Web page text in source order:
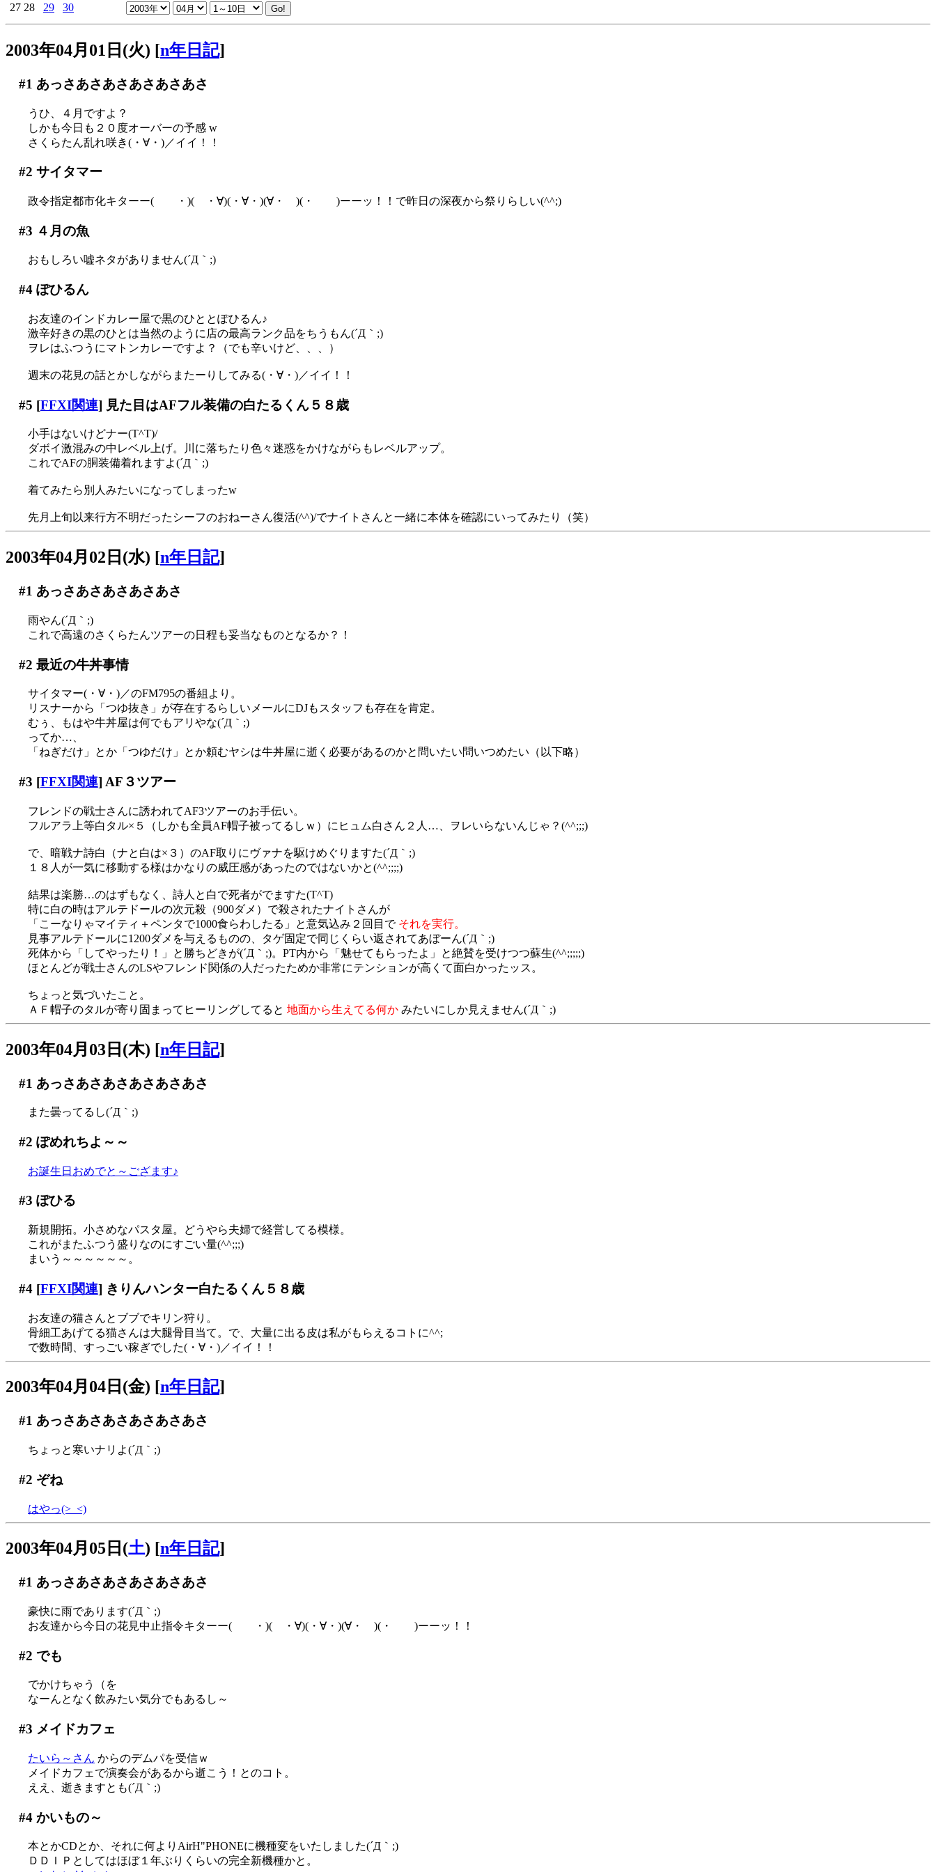
27 28 29 30
2003年04月01日(火) [n年日記]
#1 あっさあさあさあさあさあさ
うひ、４月ですよ？
しかも今日も２０度オーバーの予感 w
さくらたん乱れ咲き(・∀・)／イイ！！
#2 サイタマー
政令指定都市化キターー( ・)( ・∀)(・∀・)(∀・ )(・ )ーーッ！！で昨日の深夜から祭りらしい(^^;)
#3 ４月の魚
おもしろい嘘ネタがありません(´Д｀;)
#4ぽひるん
お友達のインドカレー屋で黒のひととぽひるん♪
激辛好きの黒のひとは当然のように店の最高ランク品をちうもん(´Д｀;)
ヲレはふつうにマトンカレーですよ？（でも辛いけど、、、）
週末の花見の話とかしながらまたーりしてみる(・∀・)／イイ！！
#5 [FFXI関連] 見た目はAFフル装備の白たるくん５８歳
小手はないけどナー(T^T)/
ダボイ激混みの中レベル上げ。川に落ちたり色々迷惑をかけながらもレベルアップ。
これでAFの胴装備着れますよ(´Д｀;)
着てみたら別人みたいになってしまったw
先月上旬以来行方不明だったシーフのおねーさん復活(^^)/でナイトさんと一緒に本体を確認にいってみたり（笑）
2003年04月02日(水) [n年日記]
#1 あっさあさあさあさあさ
雨やん(´Д｀;)
これで高遠のさくらたんツアーの日程も妥当なものとなるか？！
#2 最近の牛丼事情
サイタマー(・∀・)／のFM795の番組より。
リスナーから「つゆ抜き」が存在するらしいメールにDJもスタッフも存在を肯定。
むぅ、もはや牛丼屋は何でもアリやな(´Д｀;)
ってか…、
「ねぎだけ」とか「つゆだけ」とか頼むヤシは牛丼屋に逝く必要があるのかと問いたい問いつめたい（以下略）
#3 [FFXI関連] AF３ツアー
フレンドの戦士さんに誘われてAF3ツアーのお手伝い。
フルアラ上等白タル×５（しかも全員AF帽子被ってるしｗ）にヒュム白さん２人…、ヲレいらないんじゃ？(^^;;;)
で、暗戦ナ詩白（ナと白は×３）のAF取りにヴァナを駆けめぐりますた(´Д｀;)
１８人が一気に移動する様はかなりの威圧感があったのではないかと(^^;;;;)
結果は楽勝…のはずもなく、詩人と白で死者がでますた(T^T)
特に白の時はアルテドールの次元殺（900ダメ）で殺されたナイトさんが
「こーなりゃマイティ＋ペンタで1000食らわしたる」と意気込み２回目で それを実行。
見事アルテドールに1200ダメを与えるものの、タゲ固定で同じくらい返されてあぼーん(´Д｀;)
死体から「してやったり！」と勝ちどきが(´Д｀;)。PT内から「魅せてもらったよ」と絶賛を受けつつ蘇生(^^;;;;;)
ほとんどが戦士さんのLSやフレンド関係の人だったためか非常にテンションが高くて面白かったッス。
ちょっと気づいたこと。
ＡＦ帽子のタルが寄り固まってヒーリングしてると 地面から生えてる何か みたいにしか見えません(´Д｀;)
2003年04月03日(木) [n年日記]
#1 あっさあさあさあさあさあさ
また曇ってるし(´Д｀;)
#2 ぽめれちよ～～
お誕生日おめでと～ござます♪
#3 ぽひる
新規開拓。小さめなパスタ屋。どうやら夫婦で経営してる模様。
これがまたふつう盛りなのにすごい量(^^;;;)
まいう～～～～～～。
#4[FFXI関連] きりんハンター白たるくん５８歳
お友達の猫さんとブブでキリン狩り。
骨細工あげてる猫さんは大腿骨目当て。で、大量に出る皮は私がもらえるコトに^^;
で数時間、すっごい稼ぎでした(・∀・)／イイ！！
2003年04月04日(金) [n年日記]
#1 あっさあさあさあさあさあさ
ちょっと寒いナリよ(´Д｀;)
#2 ぞね
はやっ(>_<)
2003年04月05日(土) [n年日記]
#1 あっさあさあさあさあさあさ
豪快に雨であります(´Д｀;)
お友達から今日の花見中止指令キターー( ・)( ・∀)(・∀・)(∀・ )(・ )ーーッ！！
#2 でも
でかけちゃう（を
なーんとなく飲みたい気分でもあるし～
#3 メイドカフェ
たいら～さん からのデムパを受信ｗ
メイドカフェで演奏会があるから逝こう！とのコト。
ええ、逝きますとも(´Д｀;)
#4かいもの～
本とかCDとか、それに何よりAirH"PHONEに機種変をいたしました(´Д｀;)
ＤＤＩＰとしてはほぼ１年ぶりくらいの完全新機種かと。